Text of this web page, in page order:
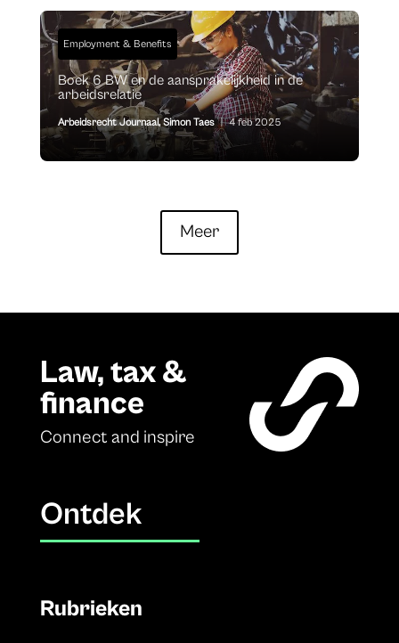
Employment & Benefits
Boek 6 BW en de aansprakelijkheid in de
arbeidsrelatie
Arbeidsrecht Journaal,Simon Taes | 4 feb 2025
Meer
Law, tax &
finance
Connect and inspire
Ontdek
Rubrieken